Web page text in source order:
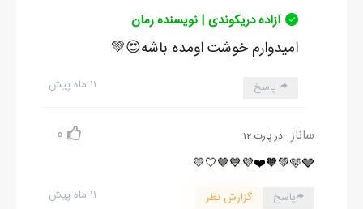
آزاده دریکوندی | نویسنده رمان
امیدوارم خوشت اومده باشه😍💚
۱۱ ماه پیش پاسخ
ساناز در پارت 12 0
🩵🩶💚🧡❤️💜💙🤎🤍💛
۱۱ ماه پیش پاسخ گزارش نظر